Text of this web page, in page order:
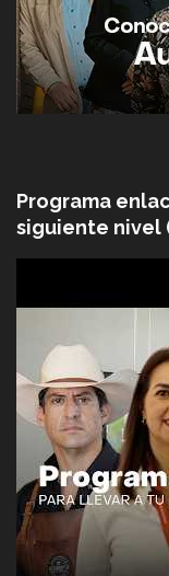
Programa
siguiente nivel